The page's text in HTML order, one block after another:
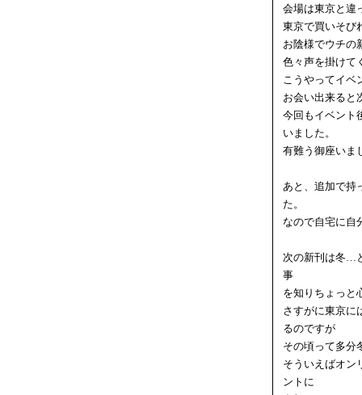
会場は東京と違
東京で買いそび
お陰様でウチの
色々声を掛けて
こうやってイベ
お会い出来ると
今回もイベント
いました。
有難う御座いま
あと、追加で持
た。
なので自宅に自
次の新刊は冬…
事
を知りちょっと
さすがに東京に
るのですが
その頃って多分
そういえばオン
ントに